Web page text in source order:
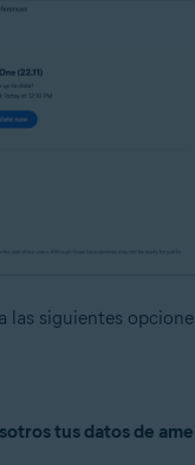
las siguientes
tus datos de